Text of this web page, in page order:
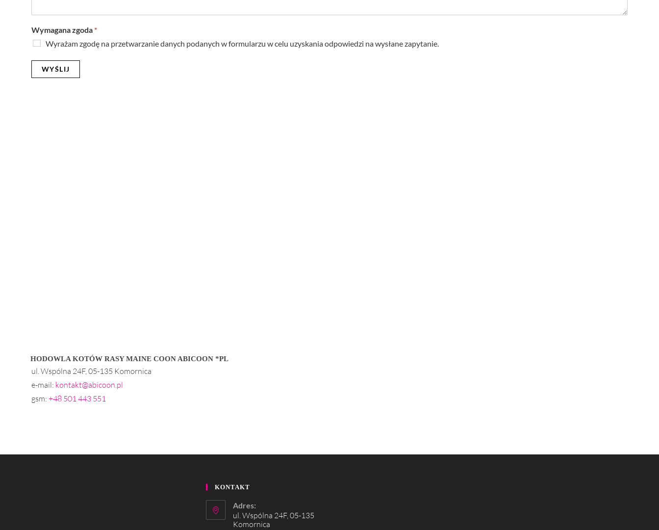
Wymagana zgoda *
Wyrażam zgodę na przetwarzanie danych podanych w formularzu w celu uzyskania odpowiedzi na wysłane zapytanie.
WYŚLIJ
HODOWLA KOTÓW RASY MAINE COON ABICOON *PL
ul. Wspólna 24F, 05-135 Komornica
e-mail: kontakt@abicoon.pl
gsm: +48 501 443 551
KONTAKT
Adres:
ul. Wspólna 24F, 05-135
Komornica